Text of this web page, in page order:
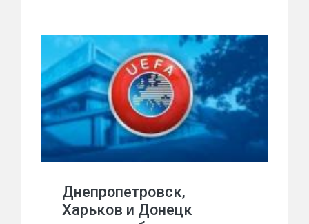
Днепропетровск,
Харьков и Донецк